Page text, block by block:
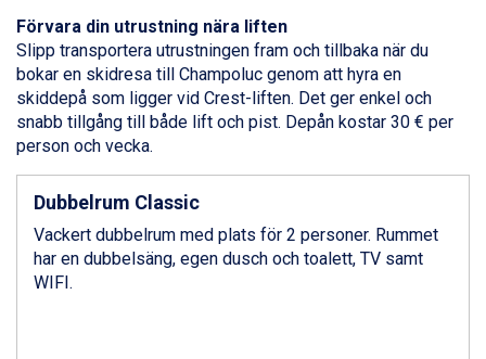
Ponte di Legno från 7.395 kr.
Alleghe från 8.545 kr.
Bad Gastein från 6.295 kr.
Sauze dOulx från 6.145 kr.
Arabba från 11.045 kr.
La Thuile från 7.045 kr.
Cervinia från 8.245 kr.
Sölden från 12.995 kr.
Bad Hofgastein från 8.595 kr.
Passo Tonale från 5.895 kr.
Saalbach från 9.445 kr.
Förvara din utrustning nära liften
Slipp transportera utrustningen fram och tillbaka när du
bokar en skidresa till Champoluc genom att hyra en
skiddepå som ligger vid Crest-liften. Det ger enkel och
snabb tillgång till både lift och pist. Depån kostar 30 € per
person och vecka.
Dubbelrum Classic
Vackert dubbelrum med plats för 2 personer. Rummet
har en dubbelsäng, egen dusch och toalett, TV samt
WIFI.